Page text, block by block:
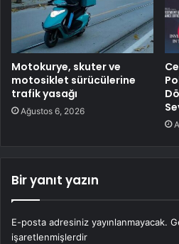
Motokurye, skuter ve
motosiklet sürücülerine
trafik yasağı
Ağustos 6, 2026
Bir yanıt yazın
E-posta adresiniz yayınlanmayacak.
işaretlenmişlerdir